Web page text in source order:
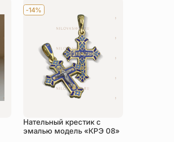
-14%
Нательный крестик с
эмалью модель «КРЭ 08»